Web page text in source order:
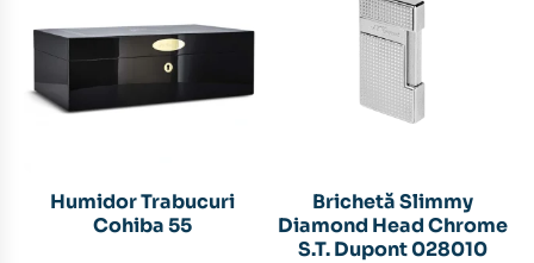
Humidor Trabucuri
Cohiba 55
Brichetă Slimmy
Diamond Head Chrome
S.T. Dupont 028010